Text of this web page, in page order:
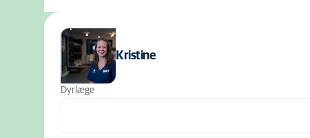
Kristine
Dyrlæge